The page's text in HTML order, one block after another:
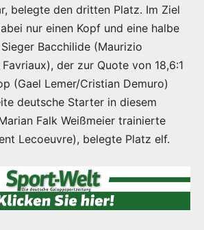
belegte den dritten Platz. Im Ziel
nur einen Kopf und eine halbe
Bacchilide (Maurizio
der zur Quote von 18,6:1
(Gael Lemer/Cristian Demuro)
deutsche Starter in diesem
Falk Weißmeier trainierte
Lecoeuvre), belegte Platz elf.